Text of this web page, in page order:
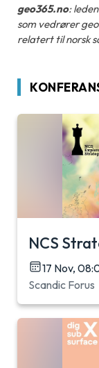
geo365.no:
som vedrører
relatert til norsk
NCS
17 Nov,
Scandic Forus